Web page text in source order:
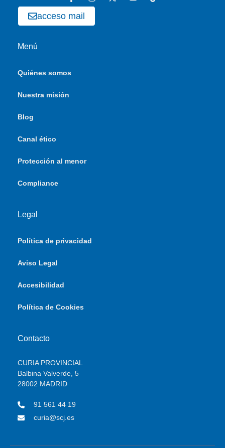
acceso mail
Menú
Quiénes somos
Nuestra misión
Blog
Canal ético
Protección al menor
Compliance
Legal
Política de privacidad
Aviso Legal
Accesibilidad
Política de Cookies
Contacto
CURIA PROVINCIAL
Balbina Valverde, 5
28002 MADRID
91 561 44 19
curia@scj.es